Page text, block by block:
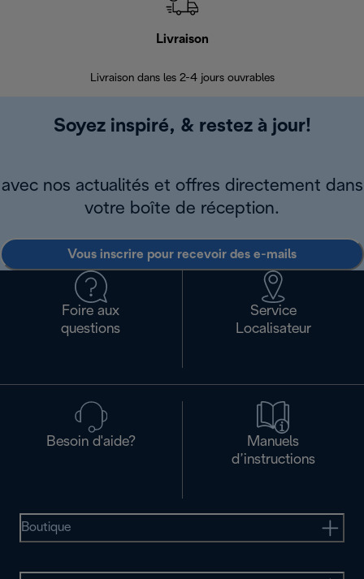
Livraison
Livraison dans les 2-4 jours ouvrables
Soyez inspiré, & restez à jour!
avec nos actualités et offres directement dans
votre boîte de réception.
Vous inscrire pour recevoir des e-mails
Foire aux
questions
Service
Localisateur
Besoin d'aide?
Manuels
d’instructions
Boutique